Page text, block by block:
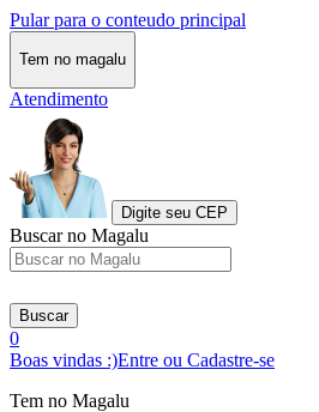
Pular para o conteudo principal
Tem no magalu
Atendimento
Digite seu CEP
Buscar no Magalu
Buscar
0
Boas vindas :)Entre ou Cadastre-se
Tem no Magalu